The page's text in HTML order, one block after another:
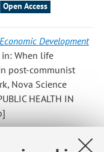
Open Access
Development
in: When life
post-communist
Nova Science
HEALTH IN
society’?